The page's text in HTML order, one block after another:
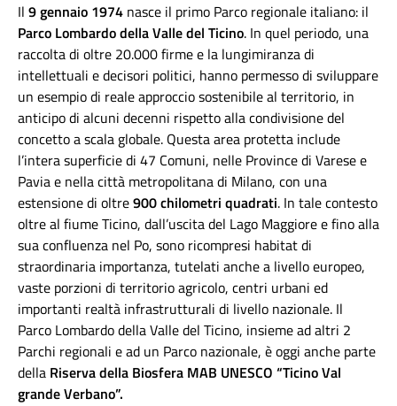
Il 9 gennaio 1974 nasce il primo Parco regionale italiano: il
Parco Lombardo della Valle del Ticino. In quel periodo, una
raccolta di oltre 20.000 firme e la lungimiranza di
intellettuali e decisori politici, hanno permesso di sviluppare
un esempio di reale approccio sostenibile al territorio, in
anticipo di alcuni decenni rispetto alla condivisione del
concetto a scala globale. Questa area protetta include
l’intera superficie di 47 Comuni, nelle Province di Varese e
Pavia e nella città metropolitana di Milano, con una
estensione di oltre900 chilometri quadrati. In tale contesto
oltre al fiume Ticino, dall’uscita del Lago Maggiore e fino alla
sua confluenza nel Po, sono ricompresi habitat di
straordinaria importanza, tutelati anche a livello europeo,
vaste porzioni di territorio agricolo, centri urbani ed
importanti realtà infrastrutturali di livello nazionale. Il
Parco Lombardo della Valle del Ticino, insieme ad altri 2
Parchi regionali e ad un Parco nazionale, è oggi anche parte
della Riserva della Biosfera MAB UNESCO “Ticino Val
grande Verbano”.